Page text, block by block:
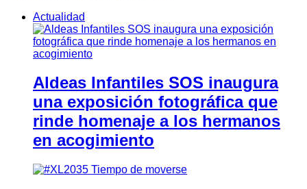
Actualidad
Aldeas Infantiles SOS inaugura
una exposición fotográfica que
rinde homenaje a los hermanos
en acogimiento